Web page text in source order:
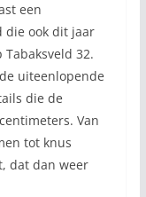
een
die ook dit jaar
32.
uiteenlopende
die de
Van
tot knus
dat dan weer